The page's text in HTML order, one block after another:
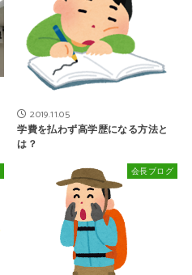
2019.11.05
学費を払わず高学歴になる方法と
は？
会長ブログ